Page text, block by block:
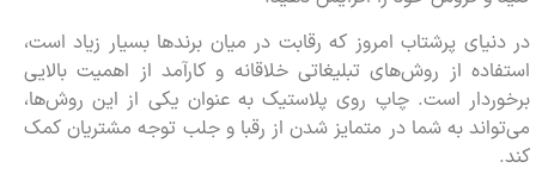
در دنیای پرشتاب امروز که رقابت در میان برندها بسیار زیاد است،
استفاده از روش‌های تبلیغاتی خلاقانه و کارآمد از اهمیت بالایی
برخوردار است. چاپ روی پلاستیک به عنوان یکی از این روش‌ها،
می‌تواند به شما در متمایز شدن از رقبا و جلب توجه مشتریان کمک
کند.